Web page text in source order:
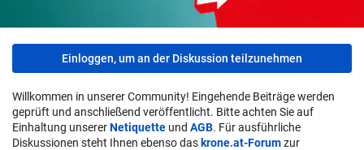
Einloggen, um an der Diskussion teilzunehmen
Willkommen in unserer Community! Eingehende Beiträge werden
geprüft und anschließend veröffentlicht. Bitte achten Sie auf
Einhaltung unsererNetiquette und AGB. Für ausführliche
Diskussionen steht Ihnen ebenso das krone.at-Forumzur